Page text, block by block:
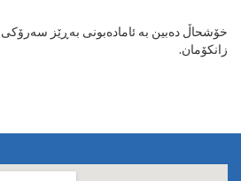
خۆشحاڵ دەبین بە ئامادەبونی بەڕێز
زانکۆمان.